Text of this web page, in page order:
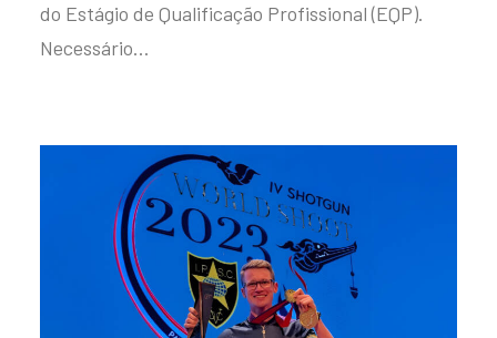
do Estágio de Qualificação Profissional (EQP).
Necessário…